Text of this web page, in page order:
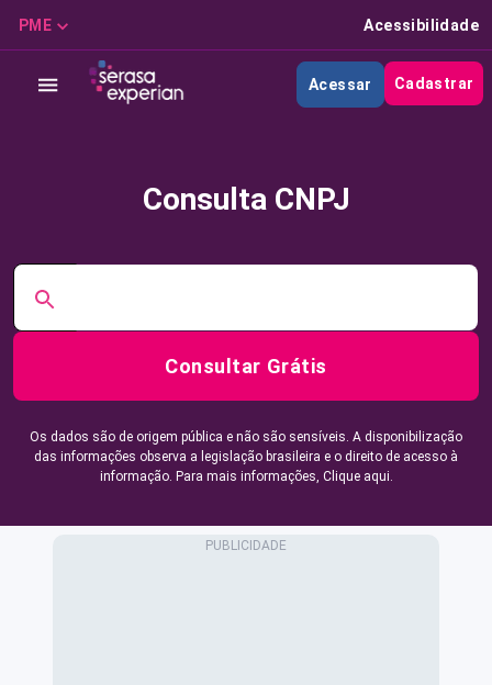
PME Acessibilidade
Acessar Cadastrar
Consulta CNPJ
Consultar Grátis
Os dados são de origem pública e não são sensíveis. A disponibilização
das informações observa a legislação brasileira e o direito de acesso à
informação. Para mais informações, Clique aqui.